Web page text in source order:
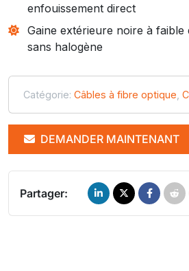
enfouissement direct
Gaine extérieure noire à faible
sans halogène
Catégorie: Câbles à fibre optique
DEMANDER MAINTENANT
Partager: